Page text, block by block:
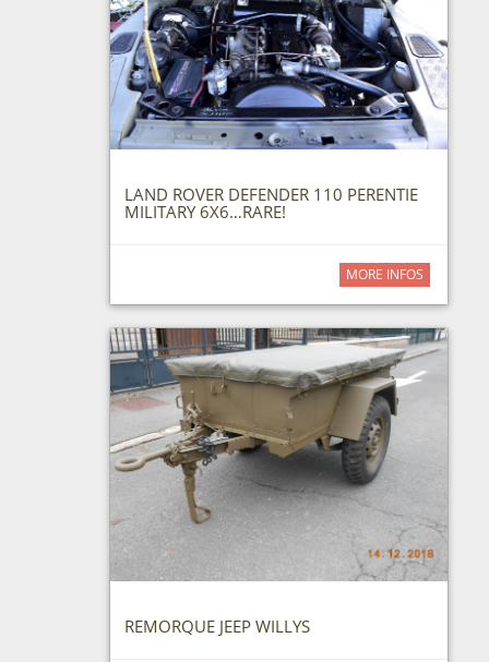
LAND ROVER DEFENDER 110 PERENTIE
MILITARY 6X6…RARE!
MORE INFOS
REMORQUE JEEP WILLYS